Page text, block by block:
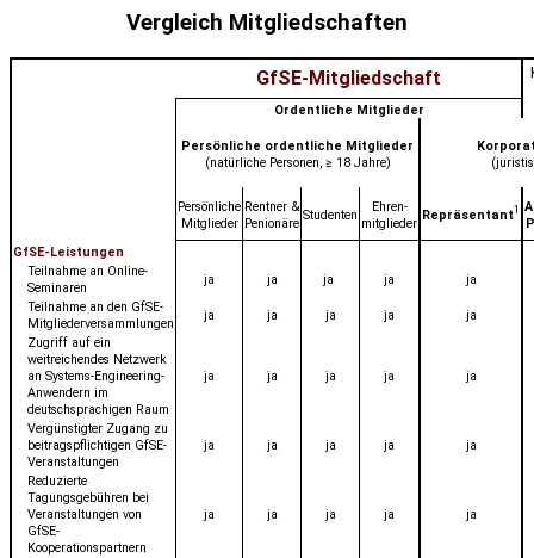
Vergleich Mitgliedschaften
GfSE-Mitgliedschaft
Ordentliche Mitglieder
Persönliche ordentliche Mitglieder
(natürliche Personen, ≥ 18 Jahre)
Persönliche
Mitglieder
Rentner &
Penionäre
Studenten
Ehren-
mitglieder
Repräsentant1
GfSE-Leistungen
Teilnahme an Online-
Seminaren
ja ja ja ja
ja
Teilnahme an den GfSE-
Mitgliederversammlungen
ja ja ja ja
ja
Zugriff auf ein
weitreichendes Netzwerk
an Systems-Engineering-
Anwendern im
deutschsprachigen Raum
ja ja ja ja ja
Vergünstigter Zugang zu
beitragspflichtigen GfSE-
Veranstaltungen
ja ja ja ja ja
Reduzierte
Tagungsgebühren bei
Veranstaltungen von
GfSE-
Kooperationspartnern
ja ja ja ja ja